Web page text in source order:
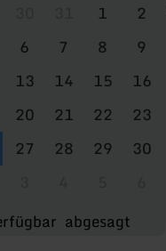
1
2
6 7 8
9
13 14 15
16
20 21 22
23
27 28 29
30
abgesagt